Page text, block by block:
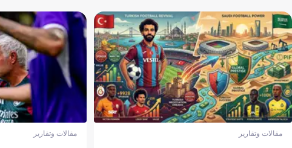
مقالات وتقارير مقالات وتقارير